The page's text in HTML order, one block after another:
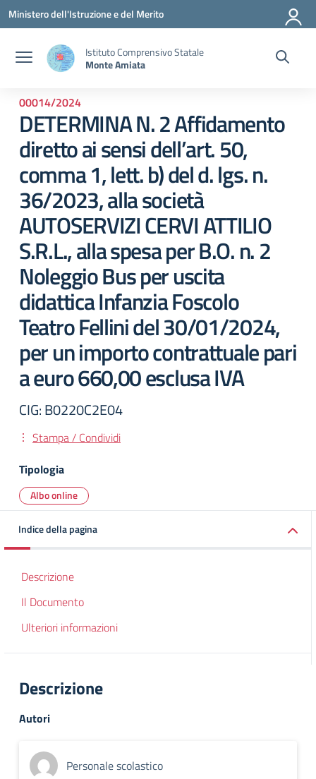
Vai ai contenuti
Vai al menu di navigazione
Vai al footer
Ministero dell'Istruzione e del Merito
Istituto Comprensivo Statale
Monte Amiata
00014/2024
DETERMINA N. 2 Affidamento
diretto ai sensi dell’art. 50,
comma 1, lett. b) del d. lgs. n.
36/2023, alla società
AUTOSERVIZI CERVI ATTILIO
S.R.L., alla spesa per B.O. n. 2
Noleggio Bus per uscita
didattica Infanzia Foscolo
Teatro Fellini del 30/01/2024,
per un importo contrattuale pari
a euro 660,00 esclusa IVA
CIG: B0220C2E04
Stampa / Condividi
Tipologia
Albo online
Indice della pagina
Descrizione
Il Documento
Ulteriori informazioni
Descrizione
Autori
Personale scolastico